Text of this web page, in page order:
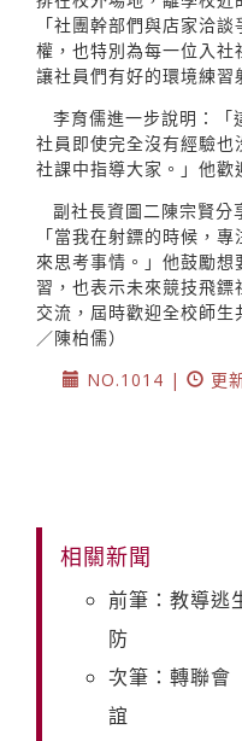
「社團幹部們與店家洽
權，也特別為每一位入社
讓社員們有好的環境練習
李育儒進一步說明：「
社員即使完全沒有經驗
社課中指導大家。」他歡
副社長資圖二陳宗賢分
「當我在射鏢的時候，
來思考事情。」他鼓勵
習，也表示未來競技飛
交流，屆時歡迎全校師
／陳柏儒）
NO.1014 |
更
相關新聞
前筆：教導逃
防
次筆：轉聯會
誼